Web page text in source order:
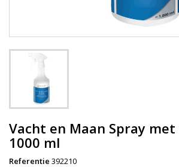
Vacht en Maan Spray
1000 ml
Referentie 392210